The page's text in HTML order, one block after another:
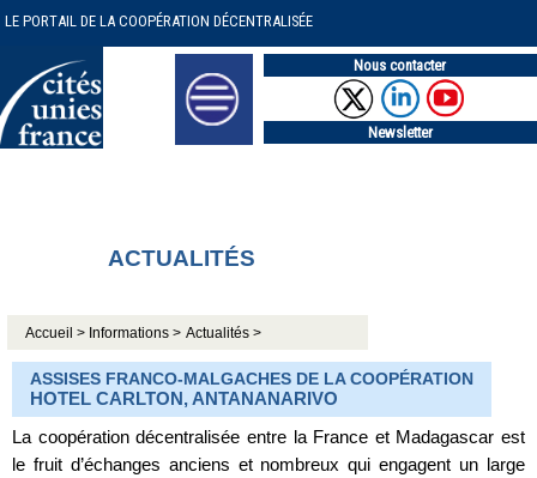
LE PORTAIL DE LA COOPÉRATION DÉCENTRALISÉE
Nous contacter
Newsletter
ACTUALITÉS
Accueil > Informations > Actualités >
ASSISES FRANCO-MALGACHES DE LA COOPÉRATION
HOTEL CARLTON, ANTANANARIVO
La coopération décentralisée entre la France et Madagascar est
le fruit d’échanges anciens et nombreux qui engagent un large